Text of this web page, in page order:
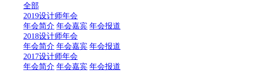
全部
2019设计师年会
年会简介 年会嘉宾 年会报道
2018设计师年会
年会简介 年会嘉宾 年会报道
2017设计师年会
年会简介 年会嘉宾 年会报道